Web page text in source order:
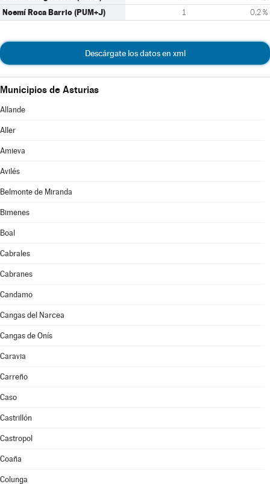
Noemí Roca Barrio (PUM+J) 1 0,2 %
Descárgate los datos en xml
Municipios de Asturias
Allande
Aller
Amieva
Avilés
Belmonte de Miranda
Bimenes
Boal
Cabrales
Cabranes
Candamo
Cangas del Narcea
Cangas de Onís
Caravia
Carreño
Caso
Castrillón
Castropol
Coaña
Colunga